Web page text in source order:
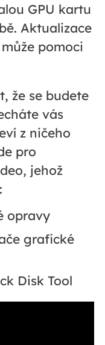
GPU kartu
Aktualizace
pomoci
že se budete
vás
z ničeho
pro
jehož
opravy
grafické
Disk Tool